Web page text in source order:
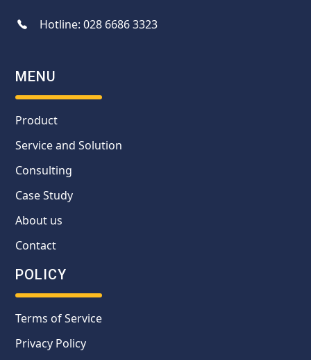
Hotline:028 6686 3323
MENU
Product
Service and Solution
Consulting
Case Study
About us
Contact
POLICY
Terms of Service
Privacy Policy